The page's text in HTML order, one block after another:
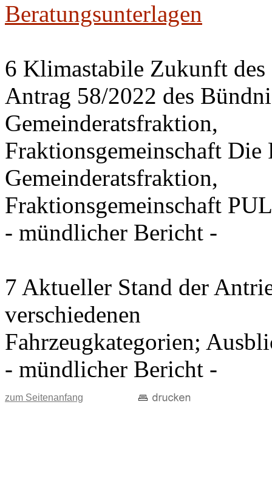
Beratungsunterlagen
6 Klimastabile Zukunft des
Antrag 58/2022 des
Gemeinderatsfraktion,
Fraktionsgemeinschaft
Gemeinderatsfraktion,
Fraktionsgemeinschaft
- mündlicher Bericht -
7 Aktueller Stand der
verschiedenen
Fahrzeugkategorien;
- mündlicher Bericht -
zum Seitenanfang